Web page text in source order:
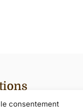
consentement